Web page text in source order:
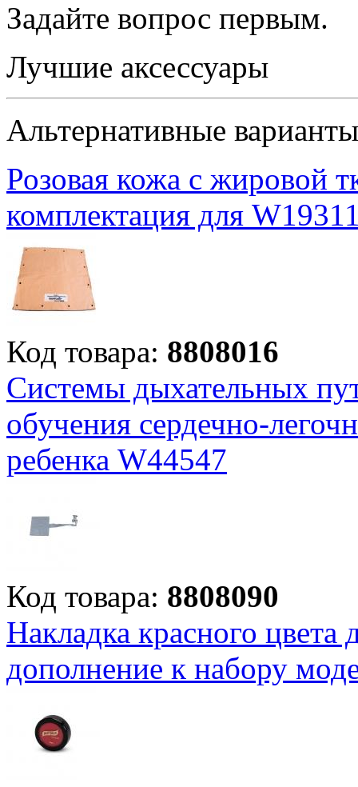
Задайте вопрос первым.
Лучшие аксессуары
Альтернативные варианты
Розовая кожа с жировой
комплектация для
Код товара: 8808016
Системы дыхательных
обучения сердечно-
ребенка W44547
Код товара: 8808090
Накладка красного
дополнение к набору